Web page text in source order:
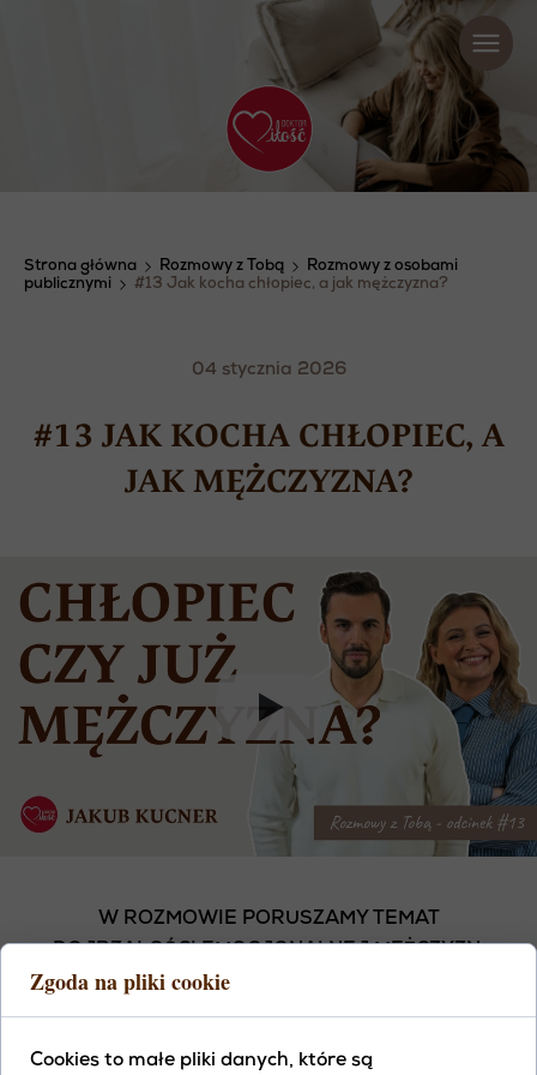
Strona główna Rozmowy z Tobą
Rozmowy z osobami
publicznymi
#13 Jak kocha chłopiec, a jak mężczyzna?
04 stycznia 2026
#13 JAK KOCHA CHŁOPIEC, A
JAK MĘŻCZYZNA?
W ROZMOWIE PORUSZAMY TEMAT
CZYM RÓŻNI SIĘ ZAKOCHANIE OD DOJRZAŁEJ
MIŁOŚCI? GDZIE KOŃCZY SIĘ POTRZEBA, A
Zgoda na pliki cookie
Cookies to małe pliki danych, które są